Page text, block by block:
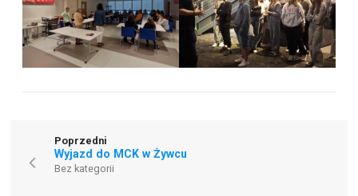
Poprzedni
Wyjazd do MCK w Żywcu
Bez kategorii